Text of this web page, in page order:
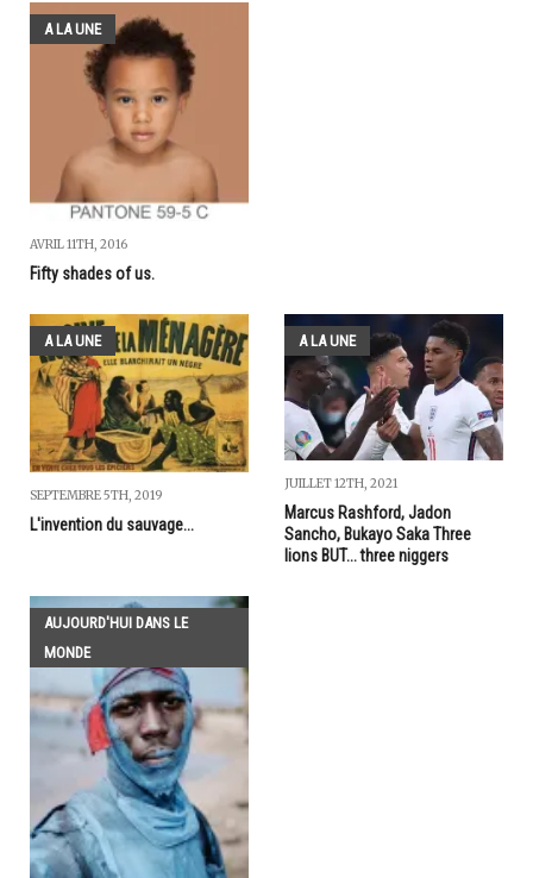
A LA UNE
AVRIL 11TH, 2016
Fifty shades of us.
A LA UNE
SEPTEMBRE 5TH, 2019
L'invention du sauvage...
A LA UNE
JUILLET 12TH, 2021
Marcus Rashford, Jadon
Sancho, Bukayo Saka Three
lions BUT... three niggers
AUJOURD'HUI DANS LE
MONDE